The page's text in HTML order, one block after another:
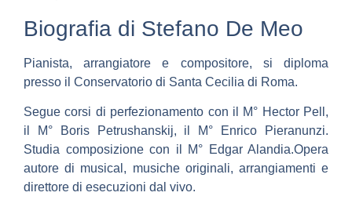
Biografia di Stefano De Meo
Pianista, arrangiatore e compositore, si diploma
presso il Conservatorio di Santa Cecilia di Roma.
Segue corsi di perfezionamento con il M° Hector Pell,
il M° Boris Petrushanskij, il M° Enrico Pieranunzi.
Studia composizione con il M° Edgar Alandia.Opera
autore di musical, musiche originali, arrangiamenti e
direttore di esecuzioni dal vivo.